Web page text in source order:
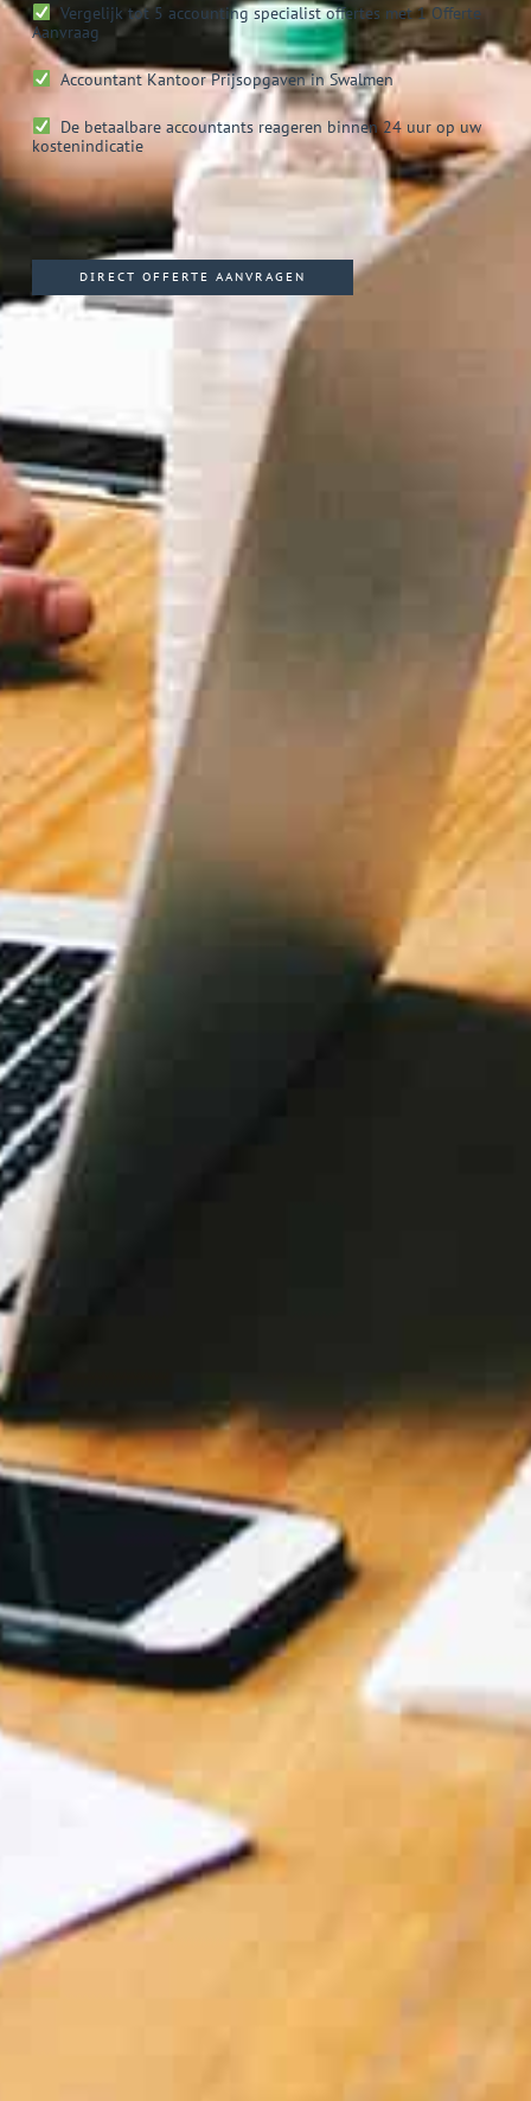
Vergelijk tot 5 accounting specialist offertes met 1 Offerte
Aanvraag
Accountant KantoorPrijsopgaven in Swalmen
De betaalbare accountants reageren binnen 24 uur op uw
kostenindicatie
DIRECT OFFERTE AANVRAGEN